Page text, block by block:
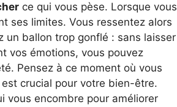
ce qui vous pèse. Lorsque vous
ses limites. Vous ressentez alors
un ballon trop gonflé : sans laisser
vos émotions, vous pouvez
Pensez à ce moment où vous
crucial pour votre bien-être.
vous encombre pour améliorer